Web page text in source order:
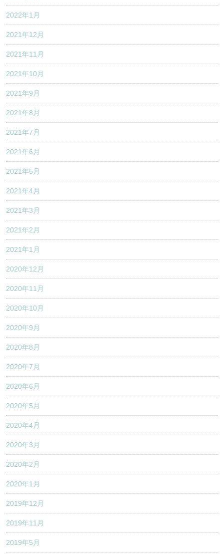
2022年1月
2021年12月
2021年11月
2021年10月
2021年9月
2021年8月
2021年7月
2021年6月
2021年5月
2021年4月
2021年3月
2021年2月
2021年1月
2020年12月
2020年11月
2020年10月
2020年9月
2020年8月
2020年7月
2020年6月
2020年5月
2020年4月
2020年3月
2020年2月
2020年1月
2019年12月
2019年11月
2019年5月